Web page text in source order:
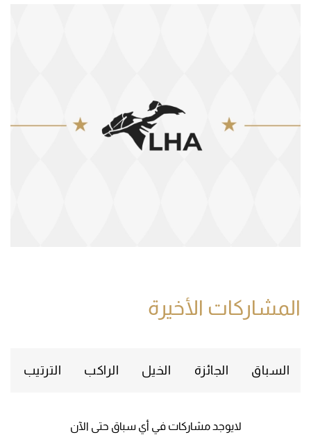
المشاركات الأخيرة
السباق الجائزة الخيل الراكب الترتيب
لايوجد مشاركات في أي سباق حتى الآن